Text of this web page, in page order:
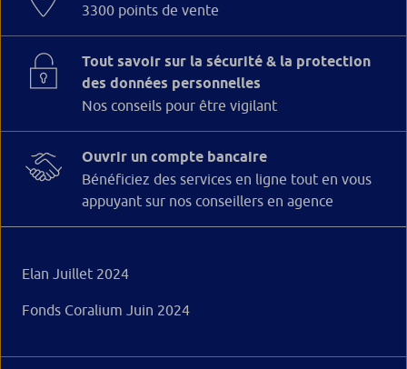
3300 points de vente
Tout savoir sur la sécurité & la protection
des données personnelles
Nos conseils pour être vigilant
Ouvrir un compte bancaire
Bénéficiez des services en ligne tout en vous
appuyant sur nos conseillers en agence
Elan Juillet 2024
Fonds Coralium Juin 2024